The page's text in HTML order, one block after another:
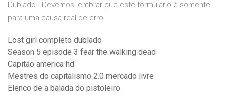
Dublado . Devemos lembrar que este formulário é somente
para uma causa real de erro.
Lost girl completo dublado
Season 5 episode 3 fear the walking dead
Capitão america hd
Mestres do capitalismo 2.0 mercado livre
Elenco de a balada do pistoleiro